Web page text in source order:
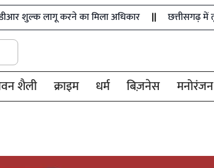
का मिला अधिकार छत्तीसगढ़ में तृतीय-चतुर्थ
शैली क्राइम धर्म बिज़नेस मनोरंजन